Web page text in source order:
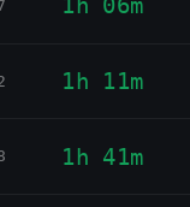
1h 06m
1h 11m
1h 41m